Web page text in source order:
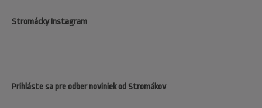
Prihláste sa pre odber noviniek od Stromákov
Stromácky Instagram